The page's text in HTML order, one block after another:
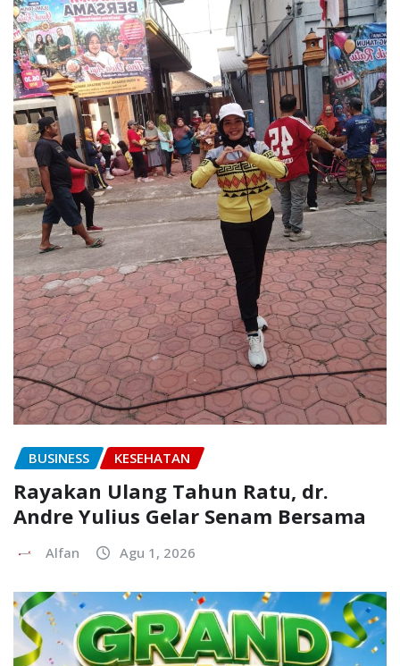
BUSINESS KESEHATAN
Rayakan Ulang Tahun Ratu, dr.
Andre Yulius Gelar Senam Bersama
Alfan Agu 1, 2026